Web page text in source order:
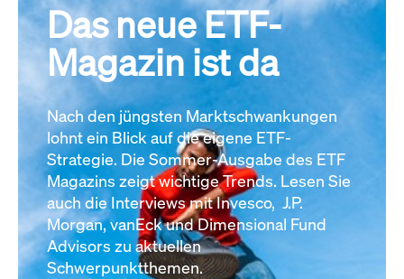
Das neue ETF-
Magazin ist da
Nach den jüngsten Marktschwankungen
lohnt ein Blick auf die eigene ETF-
Strategie. Die Sommer-Ausgabe des ETF
Magazins zeigt wichtige Trends. Lesen Sie
auch die Interviews mit Invesco, J.P.
Morgan, vanEck und Dimensional Fund
Advisors zu aktuellen
Schwerpunktthemen.